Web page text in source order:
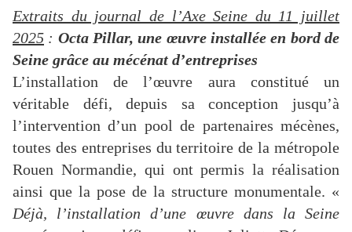
Extraits du journal de l’Axe Seine du 11 juillet
2025 : Octa Pillar, une œuvre installée en bord de
Seine grâce au mécénat d’entreprises
L’installation de l’œuvre aura constitué un
véritable défi, depuis sa conception jusqu’à
l’intervention d’un pool de partenaires mécènes,
toutes des entreprises du territoire de la métropole
Rouen Normandie, qui ont permis la réalisation
ainsi que la pose de la structure monumentale. «
Déjà, l’installation d’une œuvre dans la Seine